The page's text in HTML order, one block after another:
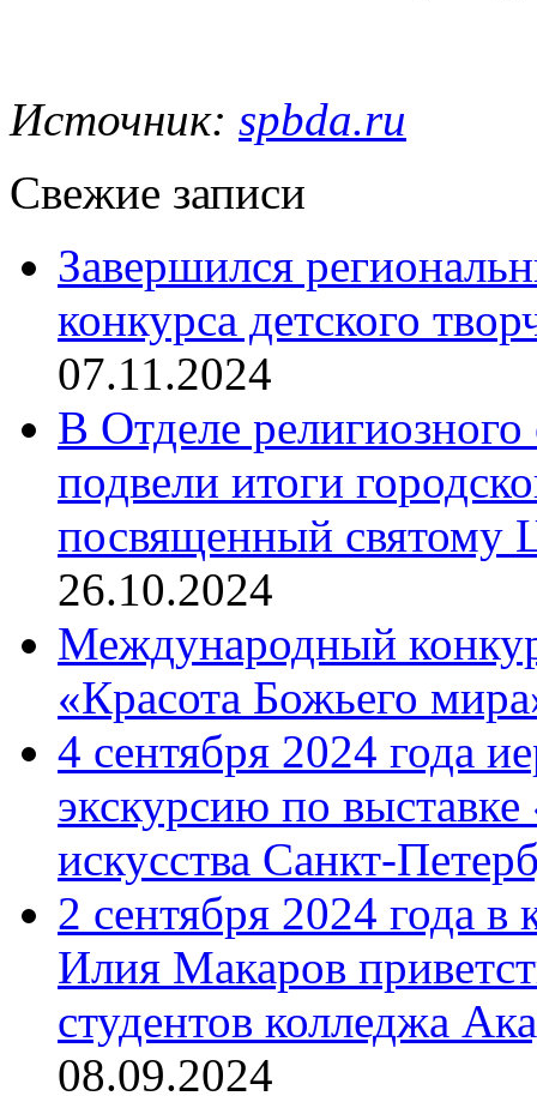
Источник: spbda.ru
Свежие записи
Завершился
конкурса детского
07.11.2024
В Отделе религиозного
подвели итоги
посвященный святому
26.10.2024
Международный
«Красота Божьего
4 сентября 2024 года
экскурсию по
искусства Санкт-
2 сентября 2024 года
Илия Макаров
студентов колледжа
08.09.2024